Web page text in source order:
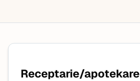
Receptarie/apotekare